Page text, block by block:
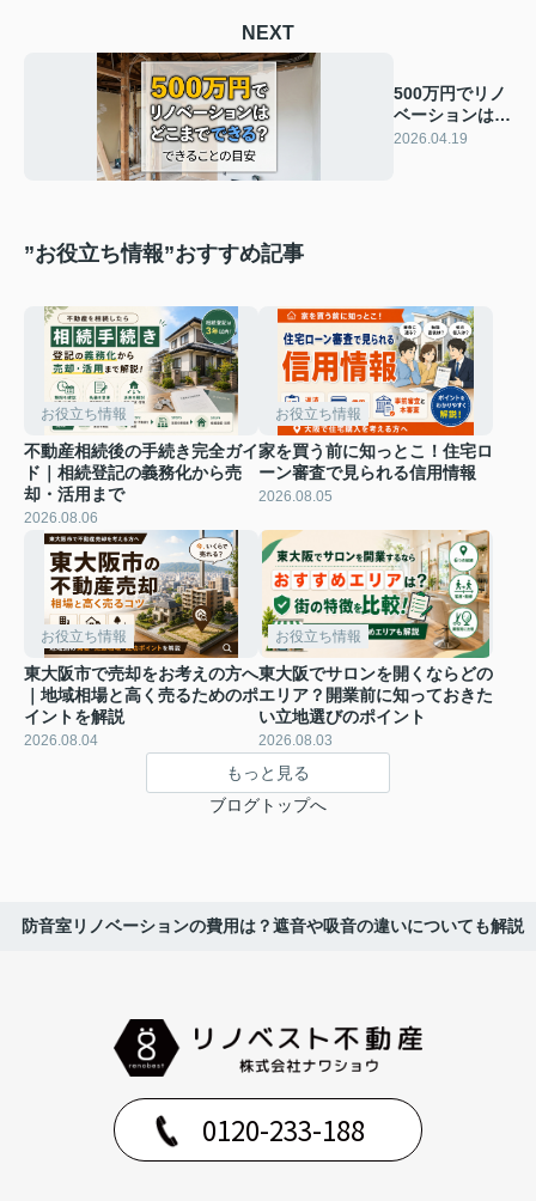
NEXT
500万円でリノ
ベーションはど
こまでできる？
2026.04.19
”お役立ち情報”おすすめ記事
お役立ち情報
不動産相続後の手続き完全ガイ
ド｜相続登記の義務化から売
却・活用まで
2026.08.06
お役立ち情報
家を買う前に知っとこ！住宅ロ
ーン審査で見られる信用情報
2026.08.05
お役立ち情報
東大阪市で売却をお考えの方へ
｜地域相場と高く売るためのポ
イントを解説
2026.08.04
お役立ち情報
東大阪でサロンを開くならどの
エリア？開業前に知っておきた
い立地選びのポイント
2026.08.03
もっと見る
ブログトップへ
防音室リノベーションの費用は？遮音や吸音の違いについても解説
0120-233-188